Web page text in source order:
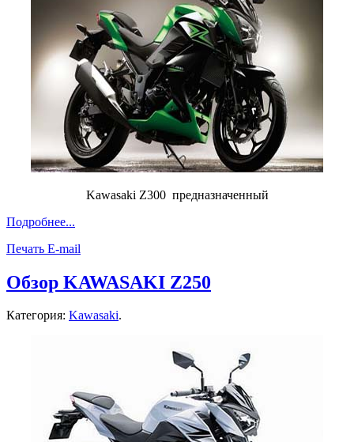
Kawasaki Z300 предназначенный
Подробнее...
Печать E-mail
Обзор KAWASAKI Z250
Категория: Kawasaki.